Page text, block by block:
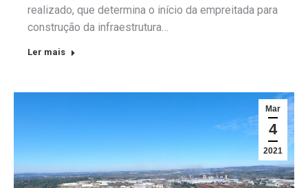
realizado, que determina o início da empreitada para
construção da infraestrutura…
Ler mais
Mar
4
2021